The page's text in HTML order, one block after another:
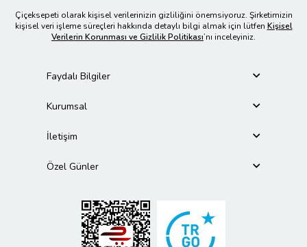
Çiçeksepeti olarak kişisel verilerinizin gizliliğini önemsiyoruz. Şirketimizin
kişisel veri işleme süreçleri hakkında detaylı bilgi almak için lütfen Kişisel
Verilerin Korunması ve Gizlilik Politikası’nı inceleyiniz.
Faydalı Bilgiler
Kurumsal
İletişim
Özel Günler